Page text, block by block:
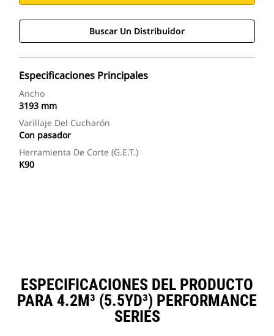
Buscar Un Distribuidor
Especificaciones Principales
Ancho
3193 mm
Varillaje Del Cucharón
Con pasador
Herramienta De Corte (G.E.T.)
K90
ESPECIFICACIONES DEL PRODUCTO
PARA 4.2M³ (5.5YD³) PERFORMANCE
SERIES